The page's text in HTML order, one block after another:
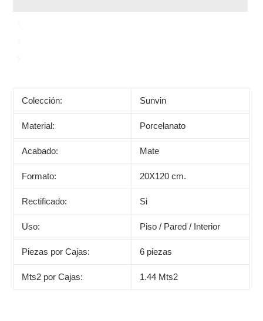
producto
Colección: Sunvin
Material: Porcelanato
Acabado: Mate
Formato: 20X120 cm.
Rectificado: Si
Uso: Piso / Pared / Interior
Piezas por Cajas: 6 piezas
Mts2 por Cajas: 1.44 Mts2